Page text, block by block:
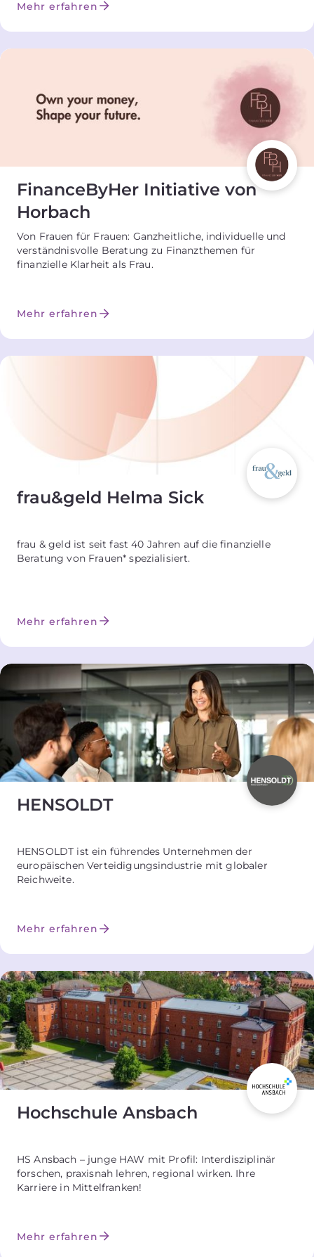
Mehr erfahren
FinanceByHer Initiative von
Horbach
Von Frauen für Frauen: Ganzheitliche, individuelle und
verständnisvolle Beratung zu Finanzthemen für
finanzielle Klarheit als Frau.
Mehr erfahren
frau&geld Helma Sick
frau & geld ist seit fast 40 Jahren auf die finanzielle
Beratung von Frauen* spezialisiert.
Mehr erfahren
HENSOLDT
HENSOLDT ist ein führendes Unternehmen der
europäischen Verteidigungsindustrie mit globaler
Reichweite.
Mehr erfahren
Hochschule Ansbach
HS Ansbach – junge HAW mit Profil: Interdisziplinär
forschen, praxisnah lehren, regional wirken. Ihre
Karriere in Mittelfranken!
Mehr erfahren